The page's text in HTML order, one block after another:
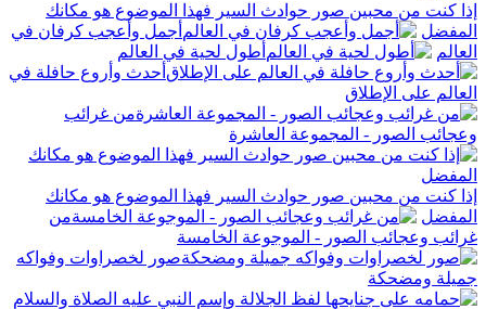
إذا كنت من محبين صور حوادث السير فهذا الموضوع هو مكانك
المفضل
أجمل وأعجب كرفان في
العالم
أطول لحية في العالم
أحدث وأروع حافلة في
العالم على الإطلاق
من غرائب
وعجائب الصور - المجموعة العاشرة
إذا كنت من محبين صور حوادث السير فهذا الموضوع هو مكانك
المفضل
من
غرائب وعجائب الصور - الموجوعة الخامسة
صور لخصراوات وفواكه
جميلة ومضحكة